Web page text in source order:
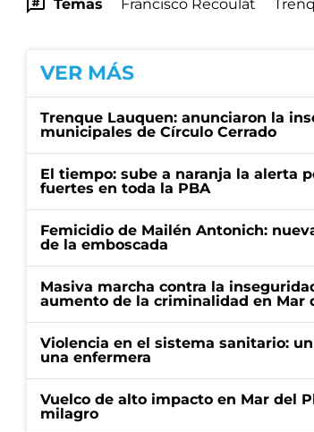
Temas Francisco Recoulat
VER MÁS
Trenque Lauquen: anunciaron la
municipales de Círculo Cerrado
El tiempo: sube a naranja la alerta
fuertes en toda la PBA
Femicidio de Mailén Antonich:
de la emboscada
Masiva marcha contra la
aumento de la criminalidad en Mar
Violencia en el sistema sanitario:
una enfermera
Vuelco de alto impacto en Mar del
milagro